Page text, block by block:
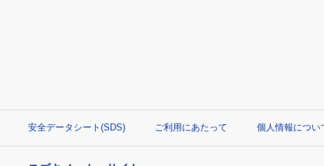
安全データシート(SDS) ご利用にあたって 個人情報につい